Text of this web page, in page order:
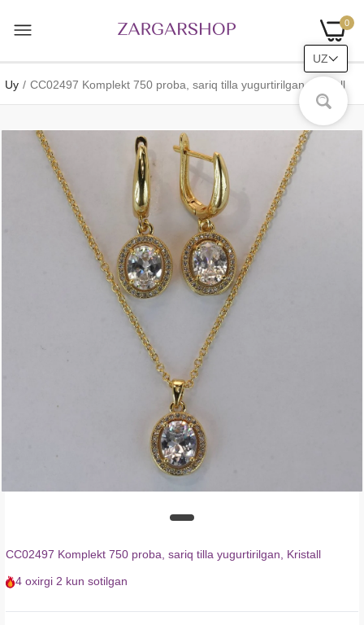
0
Uy CC02497 Komplekt 750 proba, sariq tilla yugurtirilgan, Kristall
CC02497 Komplekt 750 proba, sariq tilla yugurtirilgan, Kristall
4 oxirgi 2 kun sotilgan
UZ